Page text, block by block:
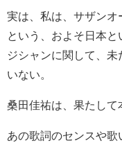
実は、私は、サザン
という、およそ日本
ジシャンに関して、
いない。
桑田佳祐は、果たして
あの歌詞のセンスや歌